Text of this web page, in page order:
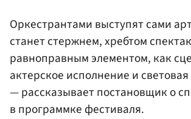
Оркестрантами выступят сами
станет стержнем, хребтом
равноправным элементом, как
актерское исполнение и
— рассказывает постановщик о
в программке фестиваля.